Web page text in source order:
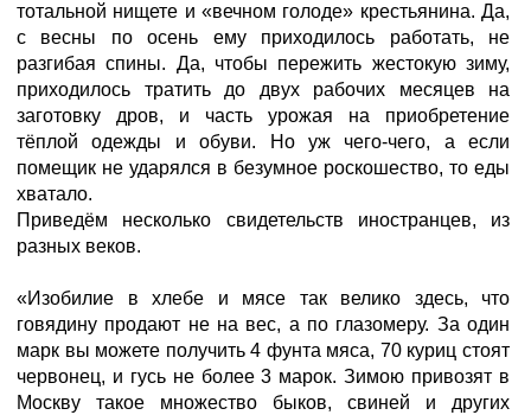
тотальной нищете и «вечном голоде» крестьянина. Да,
с весны по осень ему приходилось работать, не
разгибая спины. Да, чтобы пережить жестокую зиму,
приходилось тратить до двух рабочих месяцев на
заготовку дров, и часть урожая на приобретение
тёплой одежды и обуви. Но уж чего-чего, а если
помещик не ударялся в безумное роскошество, то еды
хватало.
Приведём несколько свидетельств иностранцев, из
разных веков.
«Изобилие в хлебе и мясе так велико здесь, что
говядину продают не на вес, а по глазомеру. За один
марк вы можете получить 4 фунта мяса, 70 куриц стоят
червонец, и гусь не более 3 марок. Зимою привозят в
Москву такое множество быков, свиней и других